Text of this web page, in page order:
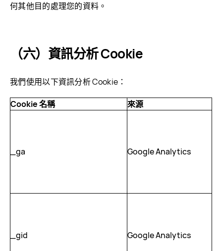
何其他目的處理您的資料。
（六）資訊分析 Cookie
我們使用以下資訊分析 Cookie：
Cookie 名稱 來源
_ga Google Analytics
_gid Google Analytics